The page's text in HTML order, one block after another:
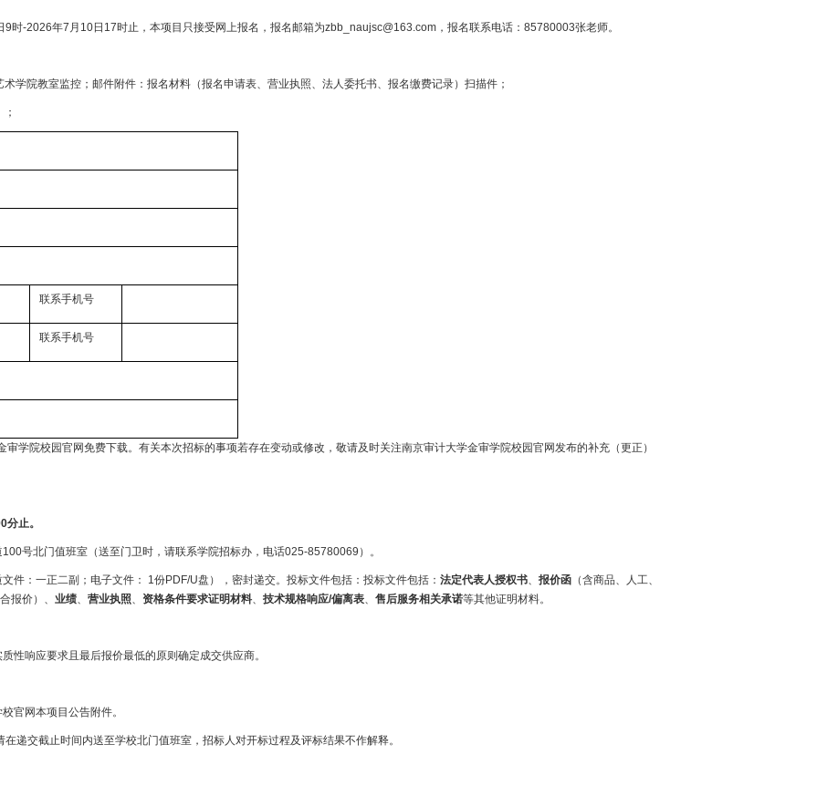
9时-2026年7月10日 17时止，本项目只接受网上报名， 报名邮箱为zbb_naujsc@163.com，报名联系电话： 85780003张老师。
学院教室监控；邮件附件：报名材料（报名申请表、营业执照、法人委托书、报名缴费记录）扫描件；
联系手机号
联系手机号
学院校园官网免费下载。有关本次招标的事项若存在变动或修改，敬请及时关注南京审计大学金审学院校园官网发布的补充（更正）
止。
号北门值班室（送至门卫时，请联系学院招标办，电话025-85780069）。
件：一正二副；电子文件： 1份PDF/U盘），密封递交。投标文件包括： 投标文件包括： 法定代表人授权书、报价函 （含商品、人工、
报价）、 业绩、 营业执照、 资格条件要求证明材料、 技术规格响应/偏离表、 售后服务相关承诺等其他证明材料。
性响应要求且最后报价最低的原则确定成交供应商。
官网本项目公告附件。
递交截止时间内送至学校北门值班室，招标人对开标过程及评标结果不作解释。